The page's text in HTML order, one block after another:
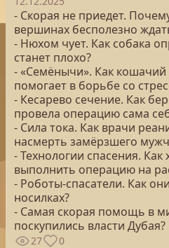
- Скорая не приедет.
вершинах бесполезно
- Нюхом чует. Как собака
станет плохо?
- «Семёнычи». Как кошачий
помогает в борьбе со
- Кесарево сечение. Как
провела операцию сама
- Сила тока. Как врачи
насмерть замёрзшего
- Технологии спасения. Как
выполнить операцию на
- Роботы-спасатели. Как
носилках?
- Самая скорая помощь в
поскупились власти Дубая?
27 0